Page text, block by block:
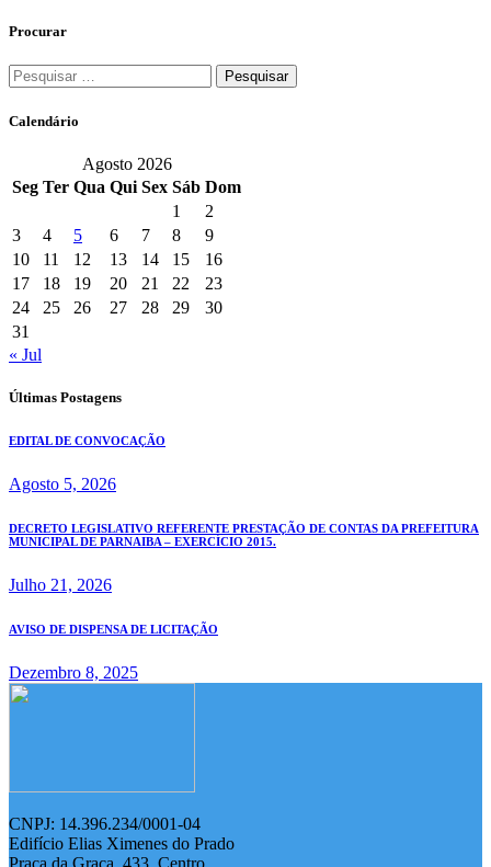
Procurar
Pesquisar
por:
Calendário
Agosto 2026
Seg Ter Qua Qui Sex Sáb Dom
1
2
3
4 5 6 7 8
9
10
11 12 13 14 15
16
17
18 19 20 21 22
23
24
25 26 27 28 29
30
31
« Jul
Últimas Postagens
EDITAL DE CONVOCAÇÃO
Agosto 5, 2026
DECRETO LEGISLATIVO REFERENTE PRESTAÇÃO DE CONTAS DA PREFEITURA
MUNICIPAL DE PARNAIBA – EXERCÍCIO 2015.
Julho 21, 2026
AVISO DE DISPENSA DE LICITAÇÃO
Dezembro 8, 2025
CNPJ: 14.396.234/0001-04
Edifício Elias Ximenes do Prado
Praça da Graça, 433, Centro,